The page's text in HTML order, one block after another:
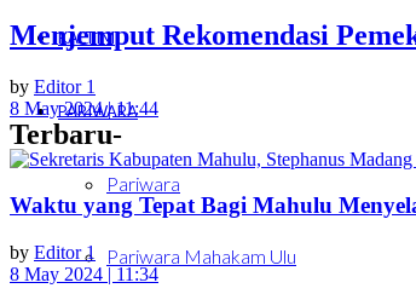
KALTIM
PARIWARA
Pariwara
Pariwara Mahakam Ulu
Menjemput Rekomendasi
by Editor 1
8 May 2024 | 11:44
Terbaru-
Waktu yang Tepat Bagi Mahulu
by Editor 1
8 May 2024 | 11:34